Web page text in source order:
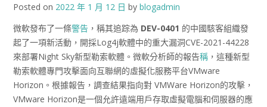
Posted on 2022 年 1 月 12 日 by blogadmin
微軟發布了一條警告 ，稱其追踪為 DEV-0401 的中國駭客組織發
起了一項新活動，開採Log4j軟體中的重大漏洞CVE-2021-44228
來部署Night Sky新型勒索軟體。微軟分析師的報告稱 ，這種新型
勒索軟體專門攻擊面向互聯網的虛擬化服務平台VMware
Horizon。根據報告，調查結果指向對 VMWare Horizon​​的攻擊，
VMware Horizon是一個允許遠端用戶存取虛擬電腦和伺服器的應